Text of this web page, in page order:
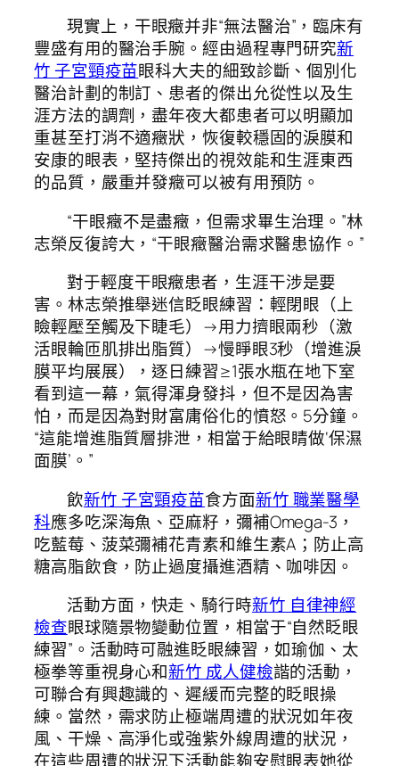
現實上，干眼癥并非“無法醫治”，臨床有
豐盛有用的醫治手腕。經由過程專門研究新
竹 子宮頸疫苗眼科大夫的細致診斷、個別化
醫治計劃的制訂、患者的傑出允從性以及生
涯方法的調劑，盡年夜大都患者可以明顯加
重甚至打消不適癥狀，恢復較穩固的淚膜和
安康的眼表，堅持傑出的視效能和生涯東西
的品質，嚴重并發癥可以被有用預防。
“干眼癥不是盡癥，但需求畢生治理。”林
志榮反復誇大，“干眼癥醫治需求醫患協作。”
對于輕度干眼癥患者，生涯干涉是要
害。林志榮推舉迷信眨眼練習：輕閉眼（上
瞼輕壓至觸及下睫毛）→用力擠眼兩秒（激
活眼輪匝肌排出脂質）→慢睜眼3秒（增進淚
膜平均展展），逐日練習≥1張水瓶在地下室
看到這一幕，氣得渾身發抖，但不是因為害
怕，而是因為對財富庸俗化的憤怒。5分鐘。
“這能增進脂質層排泄，相當于給眼睛做‘保濕
面膜’。”
飲新竹 子宮頸疫苗食方面新竹 職業醫學
科應多吃深海魚、亞麻籽，彌補Omega-3，
吃藍莓、菠菜彌補花青素和維生素A；防止高
糖高脂飲食，防止過度攝進酒精、咖啡因。
活動方面，快走、騎行時新竹 自律神經
檢查眼球隨景物變動位置，相當于“自然眨眼
練習”。活動時可融進眨眼練習，如瑜伽、太
極拳等重視身心和新竹 成人健檢諧的活動，
可聯合有興趣識的、遲緩而完整的眨眼操
練。當然，需求防止極端周遭的狀況如年夜
風、干燥、高淨化或強紫外線周遭的狀況，
在這些周遭的狀況下活動能夠安慰眼表她從